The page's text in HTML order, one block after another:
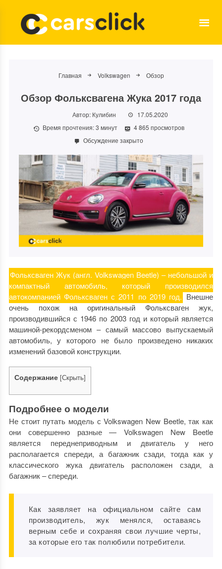
Главная Volkswagen Обзор
Обзор Фольксвагена Жука 2017 года
Автор: Кулибин
17.05.2020
Время прочтения: 3 минут
4 865 просмотров
Обсуждение закрыто
Фольксваген Жук (англ. Volkswagen Beetle) – небольшой и
компактный автомобиль, который производился
автокомпанией Фольксваген с 2011 по 2019 год. Внешне
очень похож на оригинальный Фольксваген жук,
производившийся с 1946 по 2003 год и который является
машиной-рекордсменом – самый массово выпускаемый
автомобиль, у которого не было произведено никаких
изменений базовой конструкции.
Содержание [Скрыть]
Подробнее о модели
Не стоит путать модель с Volkswagen New Beetle, так как
они совершенно разные — Volkswagen New Beetle
является переднеприводным и двигатель у него
располагается спереди, а багажник сзади, тогда как у
классического жука двигатель расположен сзади, а
багажник – спереди.
Как заявляет на официальном сайте сам
производитель, жук менялся, оставаясь
верным себе и сохраняя свои лучшие черты,
за которые его так полюбили потребители.